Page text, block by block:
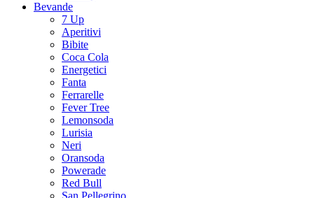
Bevande
7 Up
Aperitivi
Bibite
Coca Cola
Energetici
Fanta
Ferrarelle
Fever Tree
Lemonsoda
Lurisia
Neri
Oransoda
Powerade
Red Bull